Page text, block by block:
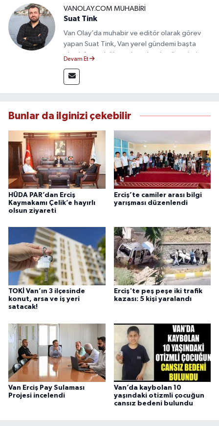
VANOLAY.COM MUHABIRI
Suat Tink
Van Olay’da muhabir ve editör olarak görev
yapan Suat Tink, Van yerel gündemi başta
olmak üzere bölgesel ve ulusal gelişmeleri
mezunu olan Tink, sahadan edindiği bilgilerle
doğruluk, tarafsızlık ve etik ilkeler
Devam Et
Bunlar da ilginizi çekebilir
HÜDA PAR’dan Erciş
Kaymakamı Çelik’e hayırlı
olsun ziyareti
Erciş’te camiler arası bilgi
yarışması düzenlendi
TOKİ Van’ın 3 ilçesinde
konut, arsa ve iş yeri
satacak!
Erciş'te peş peşe iki trafik
kazası: 5 kişi yaralandı
Van Erciş Pay Sulaması
Projesi incelendi
Van’da kaybolan 10
yaşındaki otizmli çocuğun
cansız bedeni bulundu